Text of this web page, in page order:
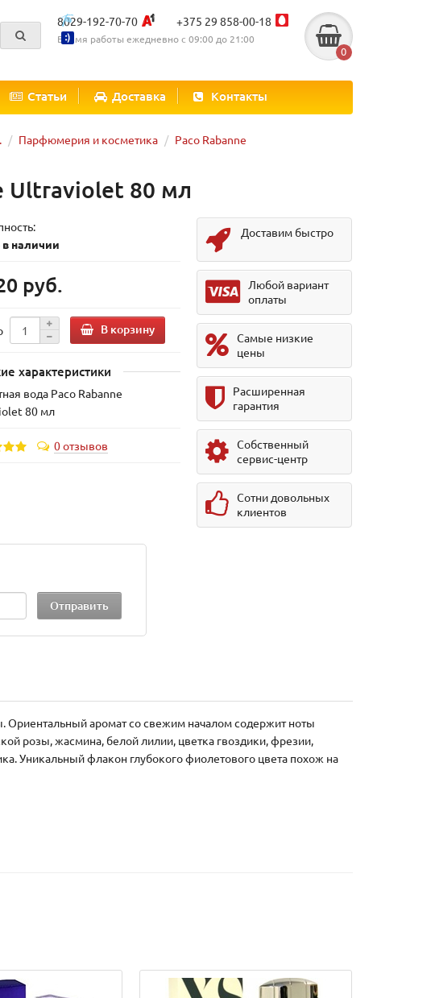
8029-192-70-70 +375 29 858-00-18
Время работы ежедневно с 09:00 до 21:00
0
Статьи Доставка Контакты
Парфюмерия и косметика
Paco Rabanne
Ultraviolet 80 мл
в наличии
руб.
В корзину
характеристики
вода Paco Rabanne
80 мл
0 отзывов
Доставим быстро
Любой вариант
оплаты
Самые низкие
цены
Расширенная
гарантия
Собственный
сервис-центр
Сотни довольных
клиентов
аромат со свежим началом содержит ноты
розы, жасмина, белой лилии, цветка гвоздики, фрезии,
Уникальный флакон глубокого фиолетового цвета похож на